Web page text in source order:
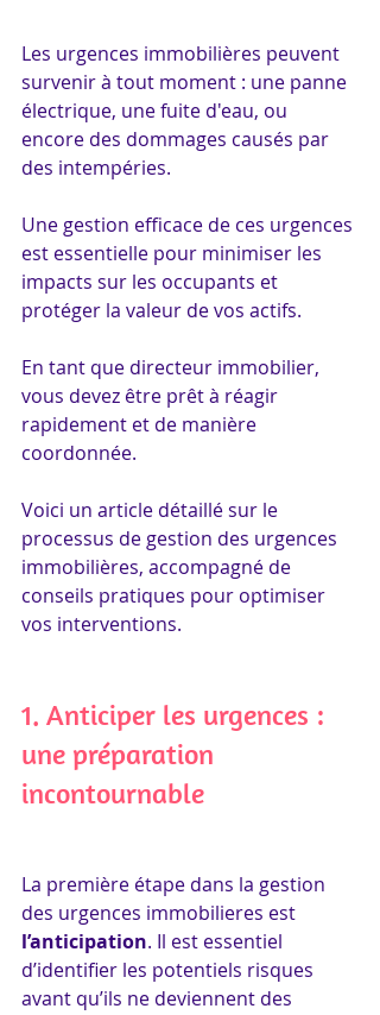
Les urgences immobilières peuvent
survenir à tout moment : une panne
électrique, une fuite d'eau, ou
encore des dommages causés par
des intempéries.
Une gestion efficace de ces urgences
est essentielle pour minimiser les
impacts sur les occupants et
protéger la valeur de vos actifs.
En tant que directeur immobilier,
vous devez être prêt à réagir
rapidement et de manière
coordonnée.
Voici un article détaillé sur le
processus de gestion des urgences
immobilières, accompagné de
conseils pratiques pour optimiser
vos interventions.
1. Anticiper les urgences :
une préparation
incontournable
La première étape dans la gestion
des urgences immobilieres est
l’anticipation. Il est essentiel
d’identifier les potentiels risques
avant qu’ils ne deviennent des